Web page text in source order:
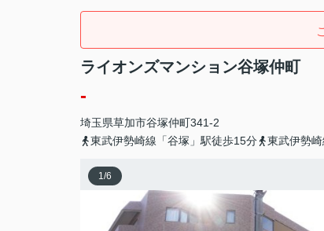
ライオンズマンション谷塚仲町
-
埼玉県草加市谷塚仲町341-2
東武伊勢崎線「谷塚」駅徒歩15分
東武伊勢
1/6